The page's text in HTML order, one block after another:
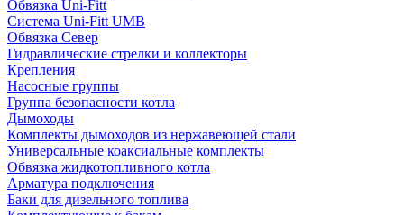
Обвязка Uni-Fitt
Система Uni-Fitt UMB
Обвязка Север
Гидравлические стрелки и коллекторы
Крепления
Насосные группы
Группа безопасности котла
Дымоходы
Комплекты дымоходов из нержавеющей стали
Универсальные коаксиальные комплекты
Обвязка жидкотопливного котла
Арматура подключения
Баки для дизельного топлива